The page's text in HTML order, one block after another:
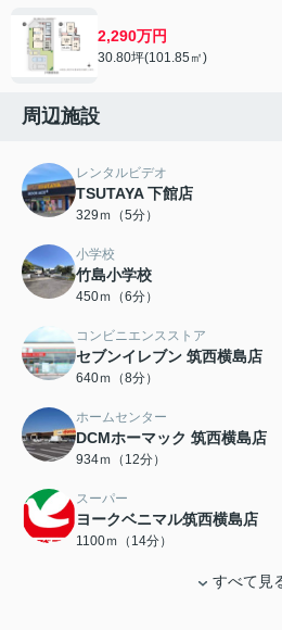
2,290万円
30.80坪(101.85㎡)
周辺施設
レンタルビデオ
TSUTAYA 下館店
329ｍ（5分）
小学校
竹島小学校
450ｍ（6分）
コンビニエンスストア
セブンイレブン 筑西横島店
640ｍ（8分）
ホームセンター
DCMホーマック 筑西横島店
934ｍ（12分）
スーパー
ヨークベニマル筑西横島店
1100ｍ（14分）
すべて見